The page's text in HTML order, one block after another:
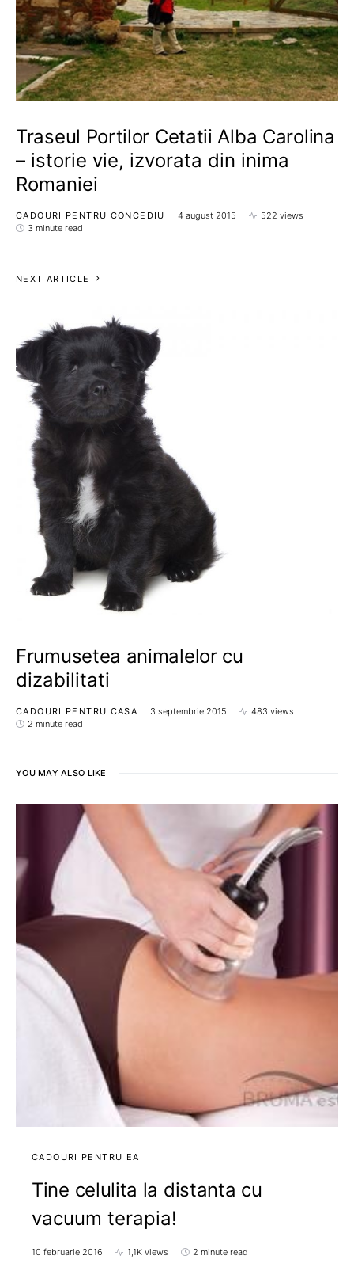
Traseul Portilor Cetatii Alba Carolina
– istorie vie, izvorata din inima
Romaniei
CADOURI PENTRU CONCEDIU 4 august 2015
522 views
3 minute read
NEXT ARTICLE
Frumusetea animalelor cu
dizabilitati
CADOURI PENTRU CASA 3 septembrie 2015
483 views
2 minute read
YOU MAY ALSO LIKE
CADOURI PENTRU EA
Tine celulita la distanta cu
vacuum terapia!
10 februarie 2016 1,1K views 2 minute read